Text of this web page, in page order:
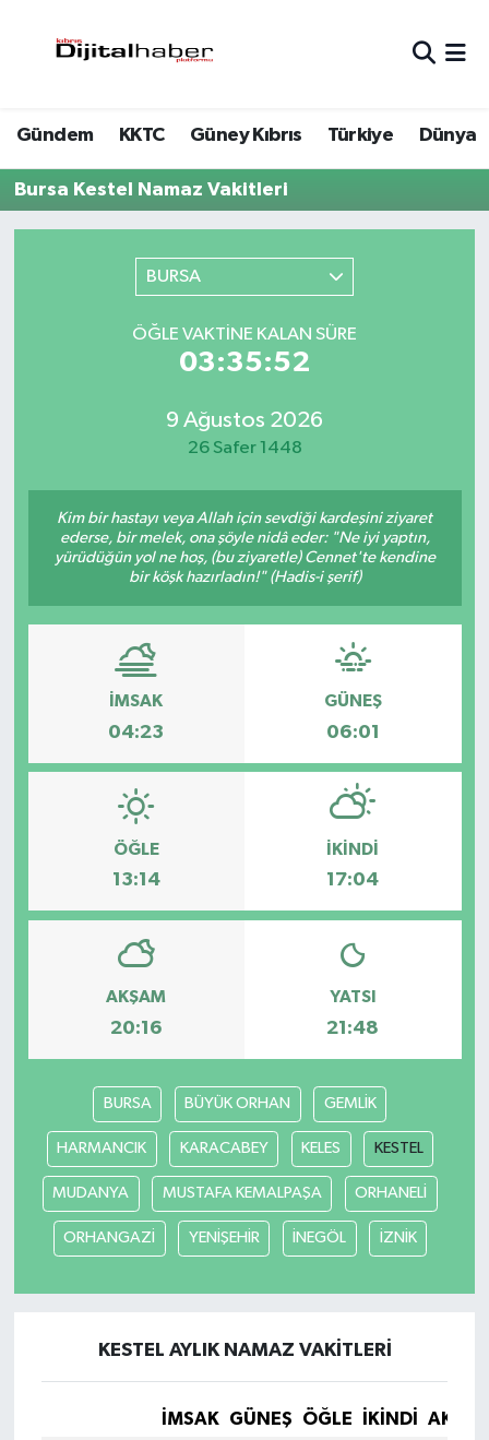
Gündem KKTC Güney Kıbrıs Türkiye Dünya
Bursa Kestel Namaz Vakitleri
BURSA
ÖĞLE VAKTINE KALAN SÜRE
03:35:52
9 Ağustos 2026
26 Safer 1448
Kim bir hastayı veya Allah için sevdiği kardeşini ziyaret
ederse, bir melek, ona şöyle nidâ eder: "Ne iyi yaptın,
yürüdüğün yol ne hoş, (bu ziyaretle) Cennet'te kendine
bir köşk hazırladın!" (Hadis-i şerif)
İMSAK
04:23
GÜNEŞ
06:01
ÖĞLE
13:14
İKINDI
17:04
AKŞAM
20:16
YATSI
21:48
BURSA BÜYÜK ORHAN GEMLİK
HARMANCIK KARACABEY KELES KESTEL
MUDANYA MUSTAFA KEMALPAŞA ORHANELİ
ORHANGAZİ YENİŞEHİR İNEGÖL İZNİK
KESTEL AYLIK NAMAZ VAKITLERI
İMSAK GÜNEŞ ÖĞLE İKINDI
Trafik Durumu
Süper Lig Puan Durumu ve Fikstür